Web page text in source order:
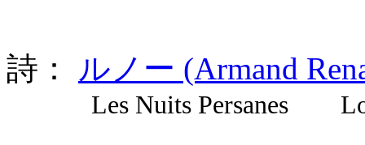
詩： ルノー (Armand
Les Nuits Persanes Loin